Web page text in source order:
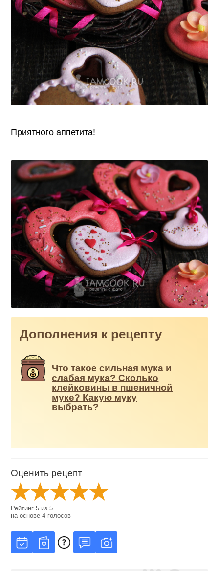
Приятного аппетита!
Дополнения к рецепту
Что такое сильная мука и
слабая мука? Сколько
клейковины в пшеничной
муке? Какую муку
выбрать?
Оценить рецепт
Рейтинг5 из5
на основе4 голосов